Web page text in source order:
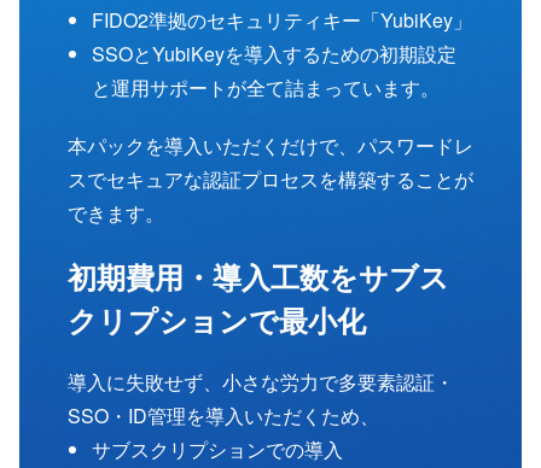
FIDO2準拠のセキュリティキー「YubiKey」
SSOとYubiKeyを導入するための初期設定
と運用サポートが全て詰まっています。
本パックを導入いただくだけで、パスワードレ
スでセキュアな認証プロセスを構築することが
できます。
初期費用・導入工数をサブス
クリプションで最小化
導入に失敗せず、小さな労力で多要素認証・
SSO・ID管理を導入いただくため、
サブスクリプションでの導入